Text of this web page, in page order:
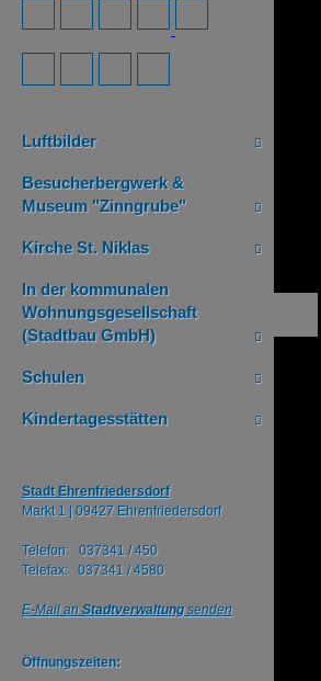
Luftbilder
Besucherbergwerk &
Museum "Zinngrube"
Kirche St. Niklas
In der kommunalen
Wohnungsgesellschaft
(Stadtbau GmbH)
Schulen
Kindertagesstätten
Stadt Ehrenfriedersdorf
Markt 1 | 09427 Ehrenfriedersdorf
Telefon: 037341 / 450
Telefax: 037341 / 4580
E-Mail an Stadtverwaltungsenden
Öffnungszeiten: